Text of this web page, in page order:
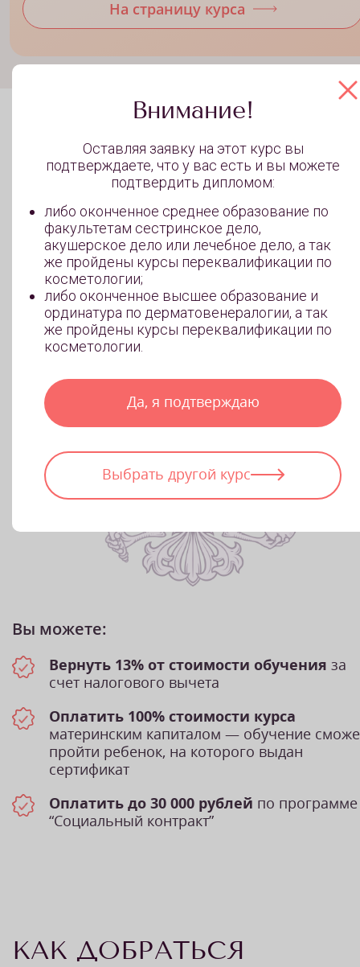
На страницу курса
Учись за счет государства!
Узнайте, как оплатить обучение по соцпрограммам
обучиться бесплатно. Оставляйте заявку, и наши
менеджеры расскажут, какие документы нужны для
участия в одной из социальных программ
Вы можете:
Вернуть 13% от стоимости обучения за
счет налогового вычета
Оплатить 100% стоимости курса
материнским капиталом — обучение
пройти ребенок, на которого выдан
сертификат
Оплатить до 30 000 рублей по программе
“Социальный контракт”
КАК ДОБРАТЬСЯ
Внимание!
Оставляя заявку на этот курс вы
подтверждаете, что у вас есть и вы можете
подтвердить дипломом:
либо оконченное среднее образование по
факультетам сестринское дело,
акушерское дело или лечебное дело, а так
же пройдены курсы переквалификации по
косметологии;
либо оконченное высшее образование и
ординатура по дерматовенералогии, а так
же пройдены курсы переквалификации по
косметологии.
Да, я подтверждаю
Выбрать другой курс